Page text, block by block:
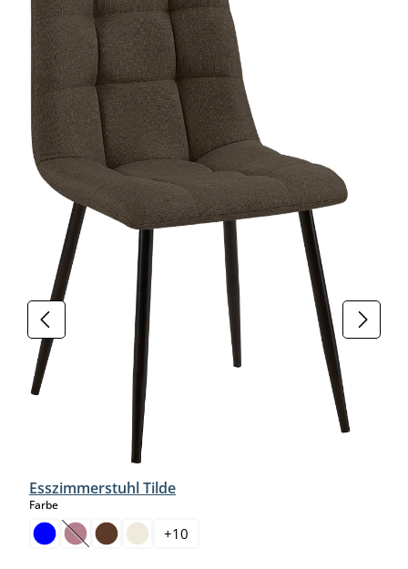
Esszimmerstuhl Tilde
Farbeauswählen
(Diese Option ist zurzeit nicht verfügbar.)
+10